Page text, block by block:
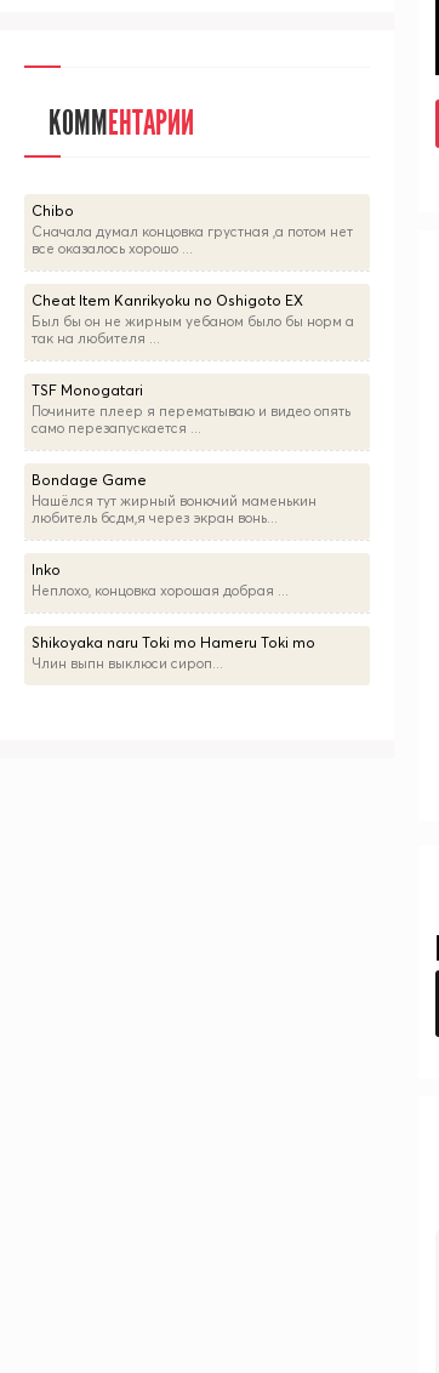
КОММЕНТАРИИ
Chibo
Сначала думал концовка грустная ,а потом нет
все оказалось хорошо ...
Cheat Item Kanrikyoku no Oshigoto EX
Был бы он не жирным уебаном было бы норм а
так на любителя ...
TSF Monogatari
Почините плеер я перематываю и видео опять
само перезапускается ...
Bondage Game
Нашёлся тут жирный вонючий маменькин
любитель бсдм,я через экран вонь...
Inko
Неплохо, концовка хорошая добрая ...
Shikoyaka naru Toki mo Hameru Toki mo
Члин выпн выклюси сироп...